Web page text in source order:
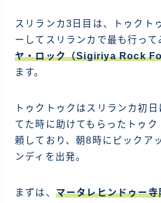
フィリピン
インドネシア
シンガポール
タイ
カンボジア
ベトナム
バングラディッシュ
スリランカ3日目は、トゥクト
ーしてスリランカで最も行って
ヤ・ロック（Sigiriya Rock
ます。
トゥクトゥクはスリランカ初
てた時に助けてもらったトゥク
頼しており、朝8時にピックア
ンディを出発。
まずは、 マータレヒンドゥー